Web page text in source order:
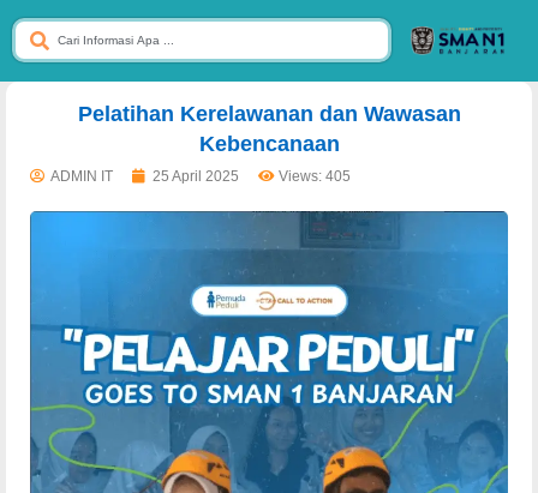
Pelatihan Kerelawanan dan Wawasan
Kebencanaan
ADMIN IT 25 April 2025 Views: 405